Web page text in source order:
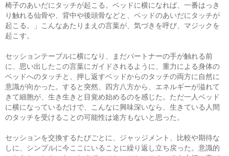
椅子のあいだにタッチが起こる。ベッドに横になれば、一番はっき
り触れる仙骨や、背中や後頭骨などと、ベッドのあいだにタッチが
起こる。」こんなあたりまえの言葉が、気づきを呼び、マジックを
起こす。
セッションテーブルに横になり、まだパートナーの手が触れる前
に、思い出したこの言葉にガイドされるように、重力による身体の
ベッドへのタッチと、押し返すベッドからのタッチの両方に自然に
意識が向かった。すると突然、四方八方から、エネルギーが溢れて
きて細胞が、生き生きと目覚め始めるのを感じた。ただ一人ベッド
に横になっているだけで、こんなに興味深いなら、生きている人間
のタッチを受けることの可能性は途方もないと思った。
セッションを交換するたびごとに、ジャッジメント、比較や期待な
しに、シンプルに今ここにいることに繰り返し立ち戻った。意識的